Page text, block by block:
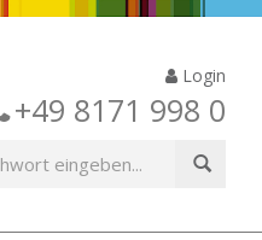
Login
+49 8171 998 0